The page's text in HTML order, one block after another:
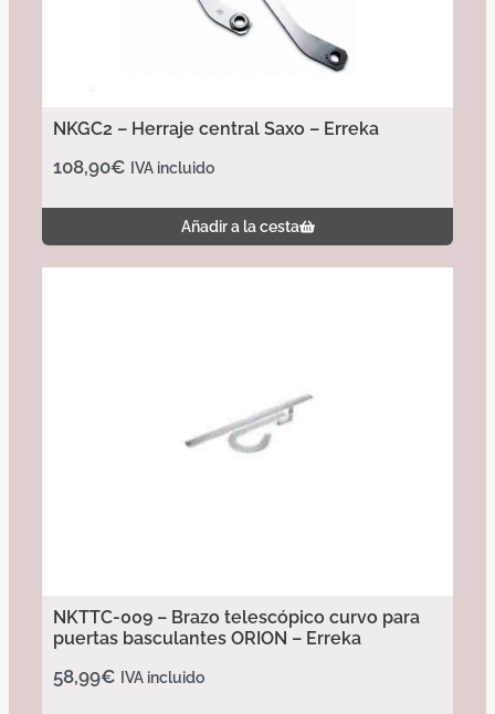
NKGC2 – Herraje central Saxo – Erreka
108,90€ IVA incluido
Añadir a la cesta
NKTTC-009 – Brazo telescópico curvo para
puertas basculantes ORION – Erreka
58,99€ IVA incluido